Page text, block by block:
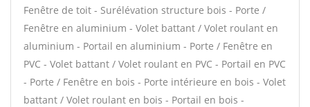
Fenêtre de toit - Surélévation structure bois - Porte /
Fenêtre en aluminium - Volet battant / Volet roulant en
aluminium - Portail en aluminium - Porte / Fenêtre en
PVC - Volet battant / Volet roulant en PVC - Portail en PVC
- Porte / Fenêtre en bois - Porte intérieure en bois - Volet
battant / Volet roulant en bois - Portail en bois -